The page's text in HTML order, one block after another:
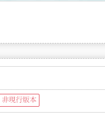
非現行版本